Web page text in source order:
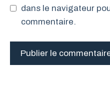
dans le navigateur
commentaire.